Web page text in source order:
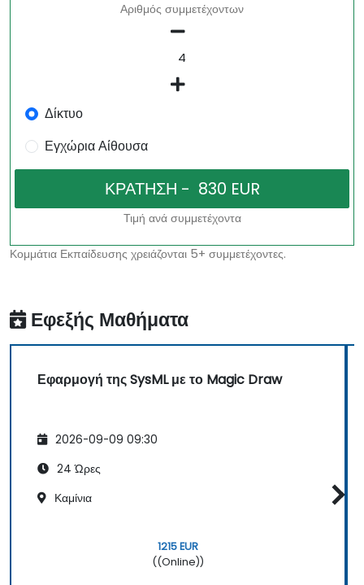
Αριθμός συμμετέχοντων
Δίκτυο
Εγχώρια Αίθουσα
Τιμή ανά συμμετέχοντα
Κομμάτια Εκπαίδευσης χρειάζονται 5+ συμμετέχοντες.
Εφεξής Μαθήματα
Εφαρμογή της SysML με το Magic Draw
2026-09-09 09:30
24 Ώρες
Καμίνια
1215 EUR
((Online))